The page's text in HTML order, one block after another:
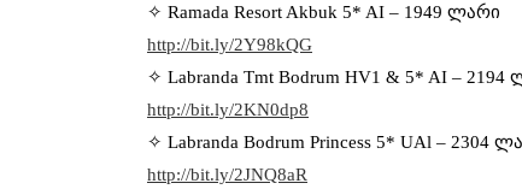
✧ Ramada Resort Akbuk 5* AI – 1949 ლარი
http://bit.ly/2Y98kQG
✧ Labranda Tmt Bodrum HV1 & 5* AI – 2194
http://bit.ly/2KN0dp8
✧ Labranda Bodrum Princess 5* UAl – 2304
http://bit.ly/2JNQ8aR